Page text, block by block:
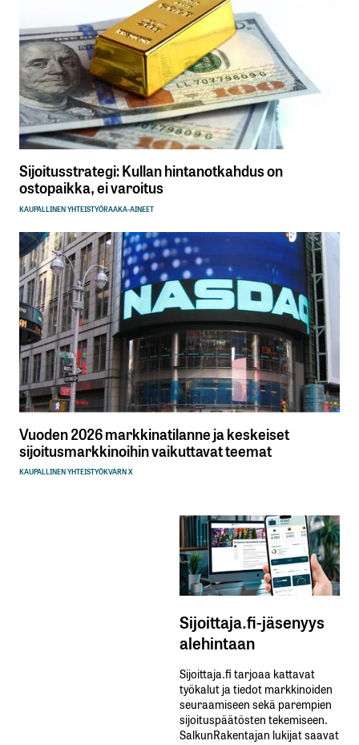
Sijoitusstrategi: Kullan hintanotkahdus on
ostopaikka, ei varoitus
KAUPALLINEN YHTEISTYÖRAAKA-AINEET
Vuoden 2026 markkinatilanne ja keskeiset
sijoitusmarkkinoihin vaikuttavat teemat
KAUPALLINEN YHTEISTYÖKVARN X
Sijoittaja.fi-jäsenyys
alehintaan
Sijoittaja.fi tarjoaa kattavat
työkalut ja tiedot markkinoiden
seuraamiseen sekä parempien
sijoituspäätösten tekemiseen.
SalkunRakentajan lukijat saavat